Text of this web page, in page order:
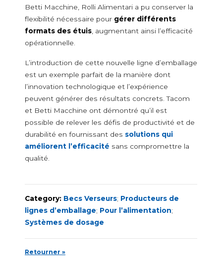
LIGNES D'EMBALLAGE ET ACCESSOIRES
Lignes d'emballage pour étuis en carton
Machines d’insertion pour becs verseurs
Cartoon feeder
Lignes de conditionnement d'occasion
Optimisation des lignes d'emballage
Betti Macchine, Rolli Alimentari a pu conserver la
flexibilité nécessaire pour gérer différents
formats des étuis , augmentant ainsi l’efficacité
opérationnelle.
L’introduction de cette nouvelle ligne d’emballage
est un exemple parfait de la manière dont
l’innovation technologique et l’expérience
peuvent générer des résultats concrets. Tacom
et Betti Macchine ont démontré qu’il est
possible de relever les défis de productivité et de
durabilité en fournissant des solutions qui
améliorent l’efficacité sans compromettre la
qualité.
Category: Becs Verseurs; Producteurs de
lignes d’emballage; Pour l’alimentation;
Systèmes de dosage
Retourner »